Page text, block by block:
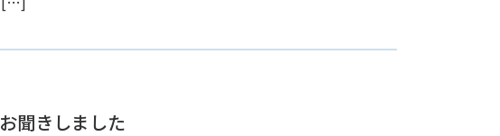
聞きしました